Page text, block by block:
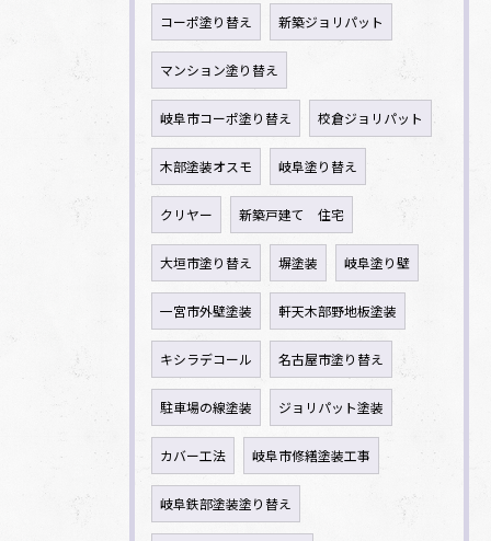
コーポ塗り替え 新築ジョリパット
マンション塗り替え
岐阜市コーポ塗り替え 校倉ジョリパット
木部塗装オスモ 岐阜塗り替え
クリヤー 新築戸建て 住宅
大垣市塗り替え 塀塗装 岐阜塗り壁
一宮市外壁塗装 軒天木部野地板塗装
キシラデコール 名古屋市塗り替え
駐車場の線塗装 ジョリパット塗装
カバー工法 岐阜市修繕塗装工事
岐阜鉄部塗装塗り替え